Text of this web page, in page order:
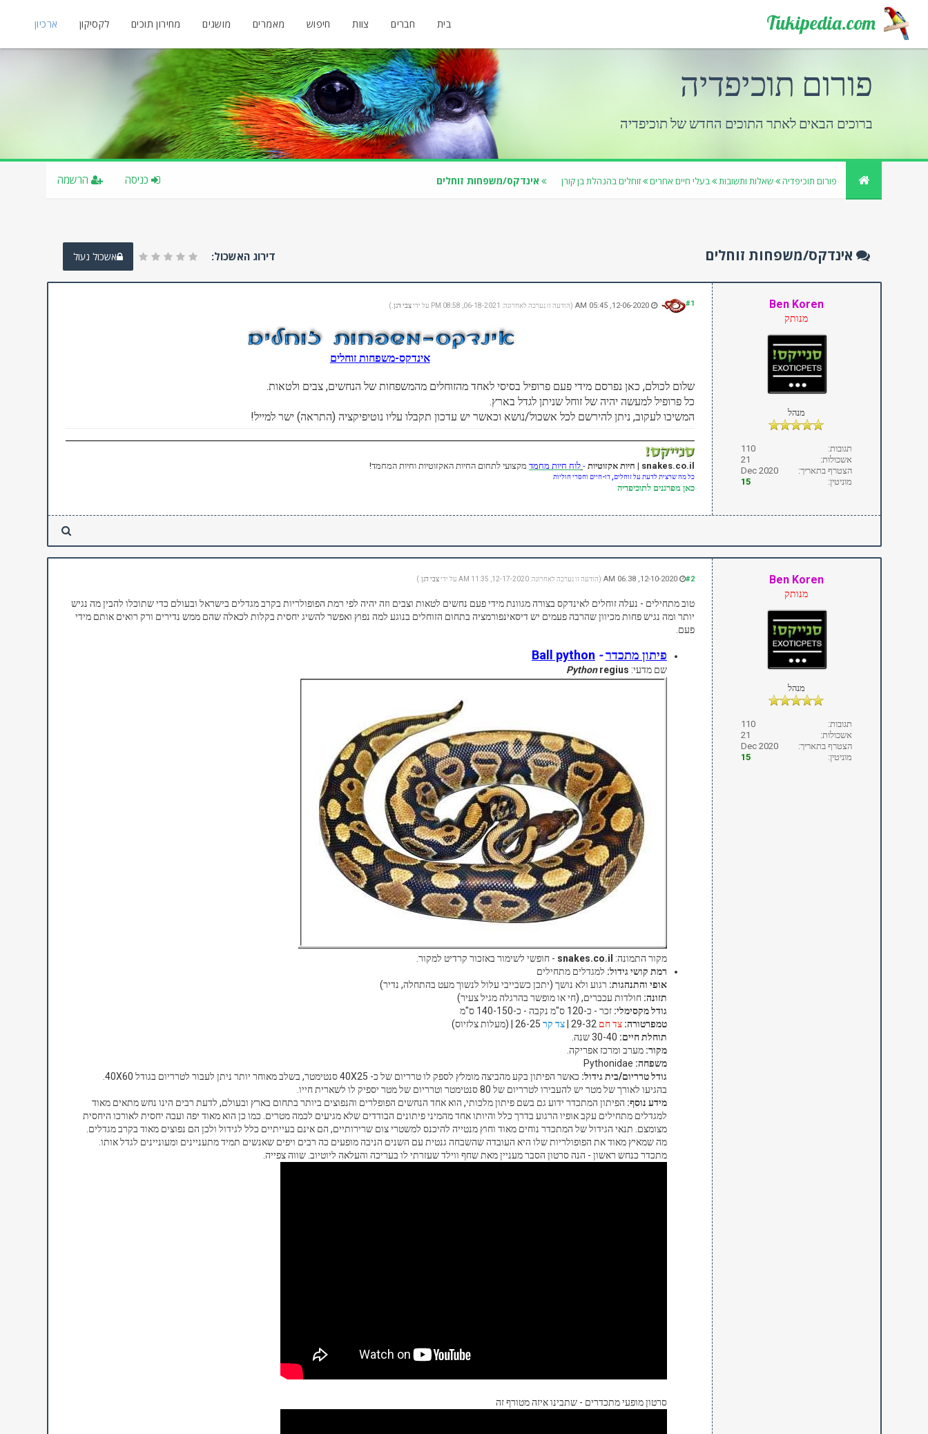
Tukipedia.com בית חברים צוות חיפוש מאמרים מושגים מחירון תוכים לקסיקון ארכיון
פורום תוכיפדיה
ברוכים הבאים לאתר התוכים החדש של תוכיפדיה
פורום תוכיפדיה שאלות ותשובות בעלי חיים אחרים זוחלים בהנהלת בן קורן אינדקס/משפחות זוחלים הרשמה כניסה
אשכול נעול דירוג האשכול: אינדקס/משפחות זוחלים
Ben Koren
מנותק
מנהל
תגובות:
110
אשכולות:
21
הצטרף בתאריך:
Dec 2020
מוניטין:
15
#1
12-06-2020, 05:45 AM (הודעה זו נערכה לאחרונה: 06-18-2021, 08:58 PM על ידי צבי דגן .)
אינדקס-משפחות זוחלים
שלום לכולם, כאן נפרסם מידי פעם פרופיל בסיסי לאחד מהזוחלים מהמשפחות של הנחשים, צבים ולטאות.
כל פרופיל למעשה יהיה של זוחל שניתן לגדל בארץ.
המשיכו לעקוב, ניתן להירשם לכל אשכול/נושא וכאשר יש עדכון תקבלו עליו נוטיפיקציה (התראה) ישר למייל!
snakes.co.il | חיות אקזוטיות - לוח חיות מחמד מקצועי לתחום החיות האקזוטיות וחיות המחמד!
כל מה שרצית לדעת על זוחלים, דו-חיים וחסרי חוליות
כאן מפרגנים לתוכיפדיה
Ben Koren
מנותק
מנהל
תגובות:
110
אשכולות:
21
הצטרף בתאריך:
Dec 2020
מוניטין:
15
#2
12-10-2020, 06:38 AM (הודעה זו נערכה לאחרונה: 12-17-2020, 11:35 AM על ידי צבי דגן .)
טוב מתחילים - נעלה זוחלים לאינדקס בצורה מגוונת מידי פעם נחשים לטאות וצבים וזה יהיה לפי רמת הפופולריות בקרב מגדלים בישראל ובעולם כדי שתוכלו להבין מה נגיש
יותר ומה נגיש פחות מכיוון שהרבה פעמים יש דיסאינפורמציה בתחום הזוחלים בנוגע למה נפוץ ואפשר להשיג יחסית בקלות לכאלה שהם ממש נדירים ורק רואים אותם מידי
פעם.
פיתון מתכדר-
Ball python
שם מדעי: Pythonregius
מקור התמונה: snakes.co.il - חופשי לשימור באזכור קרדיט למקור.
רמת קושי גידול: למגדלים מתחילים
אופי והתנהגות: רגוע ולא נושך (יתכן כשבייבי עלול לנשוך מעט בהתחלה, נדיר)
תזונה: חולדות עכברים, (חי או מופשר בהרגלה מגיל צעיר)
גודל מקסימלי:זכר - כ-120 ס"מ נקבה - כ-140-150 ס"מ
טמפרטורה:צד חם צד קר
תוחלת חיים:
מקור: מערב ומרכז אפריקה.
משפחה:
גודל טרריום/בית גידול: כאשר הפיתון בקע מהביצה מומלץ לספק לו טרריום של כ- 40X25 סנטימטר, בשלב מאוחר יותר ניתן לעבור לטרריום בגודל 40X60.
בהגיעו לאורך של מטר יש להעבירו לטרריום של 80 סנטימטר וטרריום של מטר יספיק לו לשארית חייו.
מידע נוסף: הפיתון המתכדר ידוע גם בשם פיתון מלכותי, הוא אחד הנחשים הפופלרים והנפוצים ביותר בתחום בארץ ובעולם, לדעת רבים הינו נחש מתאים מאוד
למגדלים מתחילים עקב אופיו הרגוע בדרך כלל והיותו אחד מהמיני פיתונים הבודדים שלא מגיעים לכמה מטרים. כמו כן הוא מאוד יפה ועבה יחסית לאורכו היחסית
מצומצם. תנאי הגידול של המתכדר נוחים מאוד וחוץ מנטייה להיכנס למשטרי צום שרירותיים, הם אינם בעייתיים כלל לגידול ולכן הם נפוצים מאוד בקרב מגדלים.
מה שמאיץ מאוד את הפופולריות שלו היא העובדה שהשבחה גנטית עם השנים הניבה מופעים כה רבים ויפים שאנשים תמיד מתעניינים ומעוניינים לגדל אותו.
מתכדר כנחש ראשון - הנה סרטון הסבר מעניין מאת שחף ווילד שעזרתי לו בעריכה והעלאה ליוטיוב. שווה צפייה.
סרטון מופעי מתכדרים - שתבינו איזה מטורף זה